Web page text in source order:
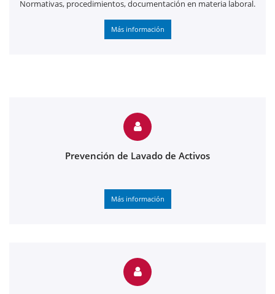
Normativas, procedimientos, documentación en materia laboral.
Más información
Prevención de Lavado de Activos
Más información